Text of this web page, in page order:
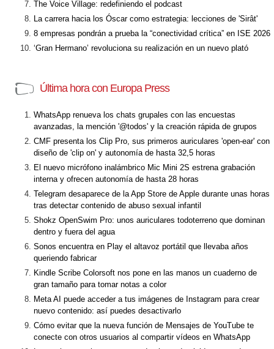
The Voice Village: redefiniendo el podcast
La carrera hacia los Óscar como estrategia: lecciones de 'Sirât'
8 empresas pondrán a prueba la “conectividad crítica” en ISE 2026
‘Gran Hermano’ revoluciona su realización en un nuevo plató
Última hora con Europa Press
WhatsApp renueva los chats grupales con las encuestas
avanzadas, la mención '@todos' y la creación rápida de grupos
CMF presenta los Clip Pro, sus primeros auriculares 'open-ear' con
diseño de 'clip on' y autonomía de hasta 32,5 horas
El nuevo micrófono inalámbrico Mic Mini 2S estrena grabación
interna y ofrecen autonomía de hasta 28 horas
Telegram desaparece de la App Store de Apple durante unas horas
tras detectar contenido de abuso sexual infantil
Shokz OpenSwim Pro: unos auriculares todoterreno que dominan
dentro y fuera del agua
Sonos encuentra en Play el altavoz portátil que llevaba años
queriendo fabricar
Kindle Scribe Colorsoft nos pone en las manos un cuaderno de
gran tamaño para tomar notas a color
Meta AI puede acceder a tus imágenes de Instagram para crear
nuevo contenido: así puedes desactivarlo
Cómo evitar que la nueva función de Mensajes de YouTube te
conecte con otros usuarios al compartir vídeos en WhatsApp